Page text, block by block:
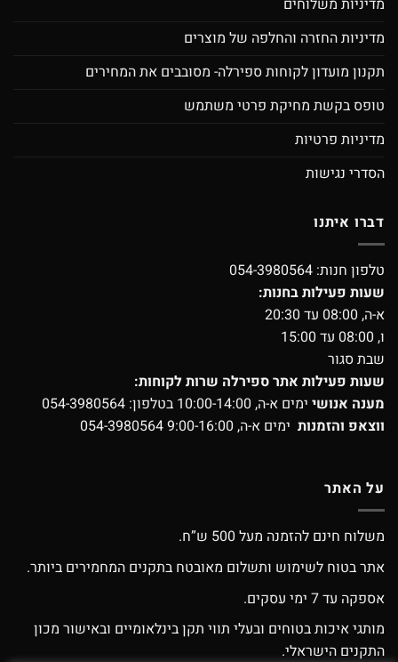
מדיניות החזרה והחלפה של מוצרים
תקנון מועדון לקוחות ספירלה- מסובבים את המחירים
טופס בקשת מחיקת פרטי משתמש
מדיניות פרטיות
הסדרי נגישות
דברו איתנו
טלפון חנות: 054-3980564
שעות פעילות בחנות:
א-ה, 08:00 עד 20:30
ו, 08:00 עד 15:00
שבת סגור
שעות פעילות אתר ספירלה שרות לקוחות:
מענה אנושי ימים א-ה, 10:00-14:00 בטלפון:
054-3980564
ווצאפ והזמנות ימים א-ה, 9:00-16:00 054-3980564
על האתר
משלוח חינם להזמנה מעל 500 ש”ח.
אתר בטוח לשימוש ותשלום מאובטח בתקנים המחמירים ביותר.
אספקה עד 7 ימי עסקים.
מותגי איכות בטוחים ובעלי תווי תקן בינלאומיים ובאישור מכון
התקנים הישראלי.